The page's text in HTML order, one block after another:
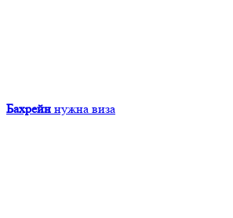
Бахрейн нужна виза